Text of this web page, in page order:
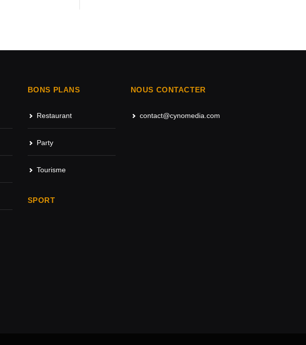
BONS PLANS
Restaurant
Party
Tourisme
SPORT
NOUS CONTACTER
contact@cynomedia.com